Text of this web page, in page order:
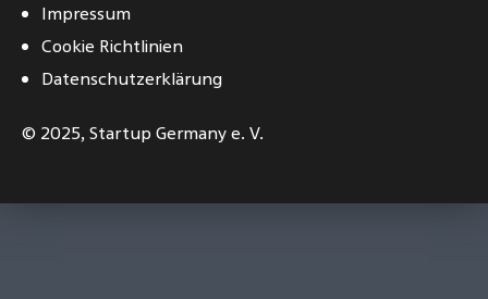
Impressum
Cookie Richtlinien
Datenschutzerklärung
© 2025,Startup Germany e. V.